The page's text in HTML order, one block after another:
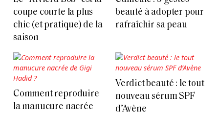
coupe courte la plus
chic (et pratique) de la
saison
beauté à adopter pour
rafraîchir sa peau
Comment reproduire
la manucure nacrée
Verdict beauté : le tout
nouveau sérum SPF
d’Avène